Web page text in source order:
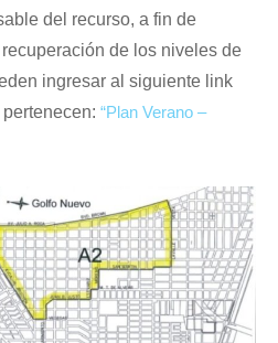
del recurso, a fin de
de los niveles de
ingresar al siguiente link
“Plan Verano –